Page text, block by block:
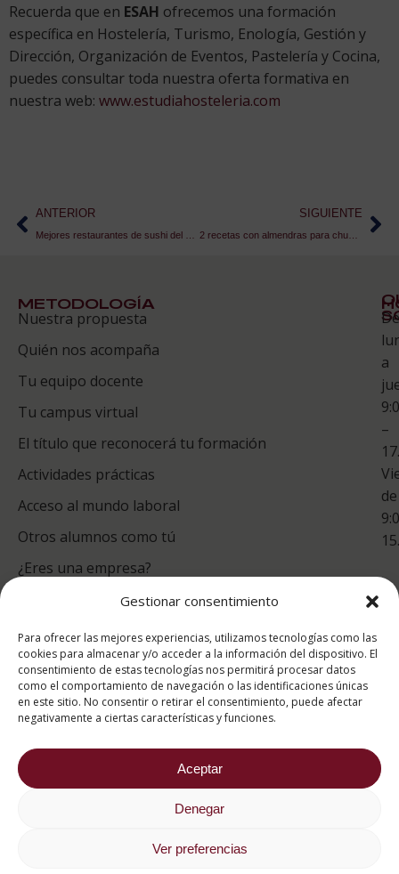
Gestionar consentimiento
Para ofrecer las mejores experiencias, utilizamos tecnologías como las
cookies para almacenar y/o acceder a la información del dispositivo. El
consentimiento de estas tecnologías nos permitirá procesar datos
como el comportamiento de navegación o las identificaciones únicas
en este sitio. No consentir o retirar el consentimiento, puede afectar
negativamente a ciertas características y funciones.
Aceptar
Denegar
Ver preferencias
Recuerda que en ESAH ofrecemos una formación
específica en Hostelería, Turismo, Enología, Gestión y
Dirección, Organización de Eventos, Pastelería y Cocina,
puedes consultar toda nuestra oferta formativa en
nuestra web: www.estudiahosteleria.com
ANTERIOR SIGUIENTE
2 recetas con almendras para chuparse los dedos
METODOLOGÍA
Nuestra propuesta
Quién nos acompaña
Tu equipo docente
Tu campus virtual
El título que reconocerá tu formación
Actividades prácticas
Acceso al mundo laboral
Otros alumnos como tú
¿Eres una empresa?
Te
De
a
–
de
puntuación para ESAH
9.4/10
basado en1331
Valoraciones soportado por
eKomi
2026 ® Estudios Superiores Abiertos de Hostelería
Aviso Legal
Política de cookies